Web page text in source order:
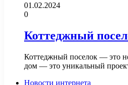
01.02.2024
0
Коттеджный
Коттеджный поселок — это
дом — это уникальный
Новости интернета